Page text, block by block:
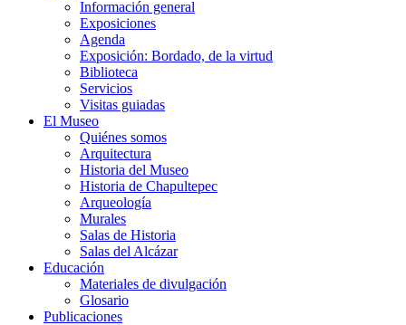
Información general
Exposiciones
Agenda
Exposición: Bordado, de la virtud
Biblioteca
Servicios
Visitas guiadas
El Museo
Quiénes somos
Arquitectura
Historia del Museo
Historia de Chapultepec
Arqueología
Murales
Salas de Historia
Salas del Alcázar
Educación
Materiales de divulgación
Glosario
Publicaciones